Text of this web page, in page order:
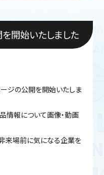
開始いたしました
ジの公開を開始いたしま
情報について画像・動画
来場前に気になる企業を